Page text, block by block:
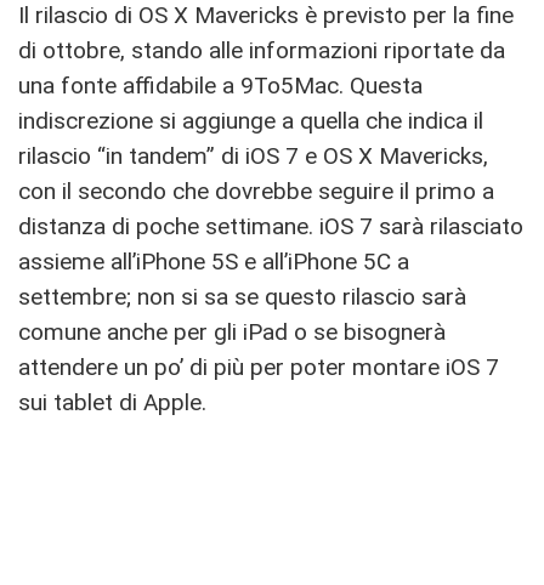
Il rilascio di OS X Mavericks è previsto per la fine
di ottobre, stando alle informazioni riportate da
una fonte affidabile a 9To5Mac. Questa
indiscrezione si aggiunge a quella che indica il
rilascio “in tandem” di iOS 7 e OS X Mavericks,
con il secondo che dovrebbe seguire il primo a
distanza di poche settimane. iOS 7 sarà rilasciato
assieme all’iPhone 5S e all’iPhone 5C a
settembre; non si sa se questo rilascio sarà
comune anche per gli iPad o se bisognerà
attendere un po’ di più per poter montare iOS 7
sui tablet di Apple.